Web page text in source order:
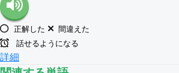
正解した
間違えた
話せるようになる
詳細